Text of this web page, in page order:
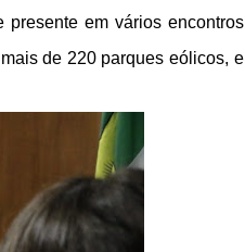
presente em vários encontros
de 220 parques eólicos, e